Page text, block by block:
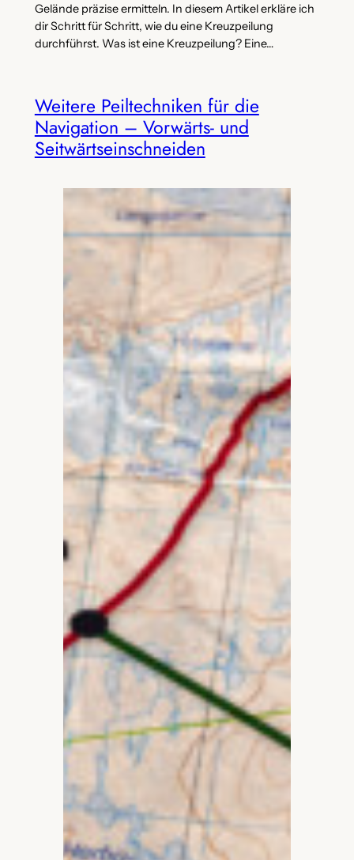
Gelände präzise ermitteln. In diesem Artikel erkläre ich
dir Schritt für Schritt, wie du eine Kreuzpeilung
durchführst. Was ist eine Kreuzpeilung? Eine…
Weitere Peiltechniken für die
Navigation – Vorwärts- und
Seitwärtseinschneiden